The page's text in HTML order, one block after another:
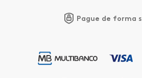
Pague de forma